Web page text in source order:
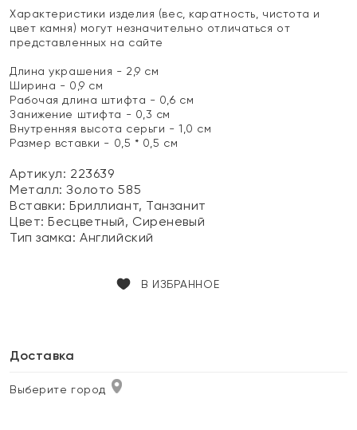
Характеристики изделия (вес, каратность, чистота и
цвет камня) могут незначительно отличаться от
представленных на сайте
Длина украшения - 2,9 см
Ширина - 0,9 см
Рабочая длина штифта - 0,6 см
Занижение штифта - 0,3 см
Внутренняя высота серьги - 1,0 см
Размер вставки - 0,5 * 0,5 см
Артикул: 223639
Металл:Золото 585
Вставки:Бриллиант, Танзанит
Цвет:Бесцветный, Сиреневый
Тип замка:Английский
В ИЗБРАННОЕ
Доставка
Выберите город